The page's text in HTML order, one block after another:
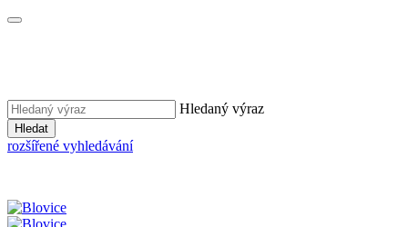
Hledaný výraz
Hledat
rozšířené vyhledávání